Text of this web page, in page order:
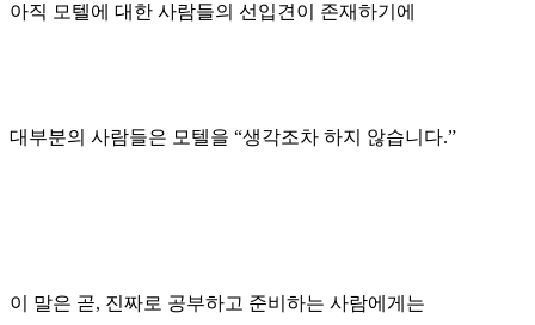
아직 모텔에 대한 사람들의 선입견이 존재하기에
대부분의 사람들은 모텔을 “생각조차 하지 않습니다.”
이 말은 곧, 진짜로 공부하고 준비하는 사람에게는